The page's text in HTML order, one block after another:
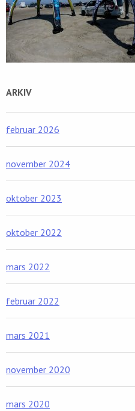
ARKIV
februar 2026
november 2024
oktober 2023
oktober 2022
mars 2022
februar 2022
mars 2021
november 2020
mars 2020